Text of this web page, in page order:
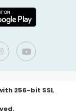
256-bit SSL